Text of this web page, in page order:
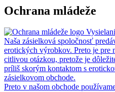
Ochrana mládeže
Naša zásielková spoločnosť
erotických výrobkov. Preto je pre
citlivou otázkou, pretože je
príliš skorým kontaktom s
zásielkovom obchode.
Preto v našom obchode